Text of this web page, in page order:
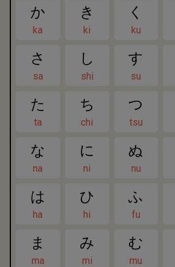
か
ka
き
ki
く
ku
さ
sa
し
shi
す
su
た
ta
ち
chi
つ
tsu
な
na
に
ni
ぬ
nu
は
ha
ひ
hi
ふ
fu
ま
ma
み
mi
む
mu